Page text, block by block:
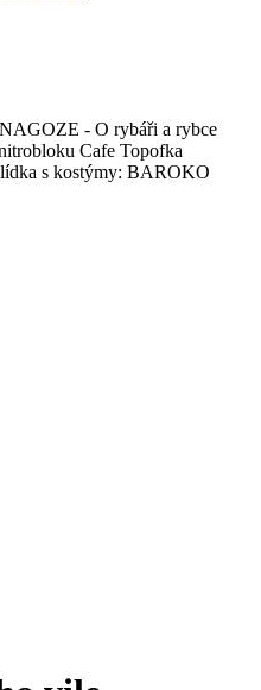
- O rybáři a rybce
Cafe Topofka
s kostýmy: BAROKO